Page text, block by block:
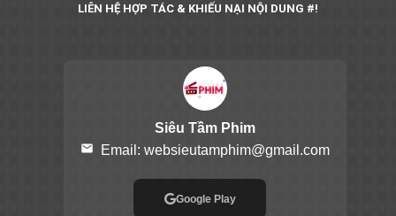
LIÊN HỆ HỢP TÁC & KHIẾU NẠI NỘI DUNG #!
Siêu Tầm Phim
email Email: websieutamphim@gmail.com
Google Play